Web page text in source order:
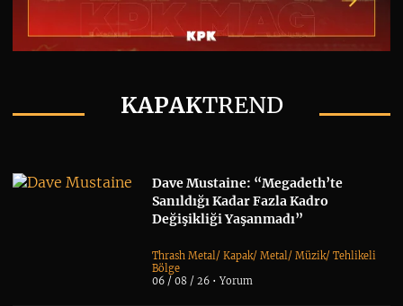
KAPAKTREND
Dave Mustaine: “Megadeth’te
Sanıldığı Kadar Fazla Kadro
Değişikliği Yaşanmadı”
Thrash Metal/Kapak/Metal/Müzik/Tehlikeli
Bölge
06 / 08 / 26 •Yorum